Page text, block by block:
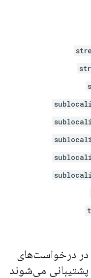
که در درخواست‌های
می‌شوند